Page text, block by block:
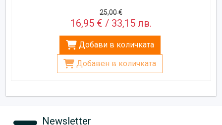
25,00 €
16,95 € / 33,15 лв.
Добави в количката
Добавен в количката
Newsletter